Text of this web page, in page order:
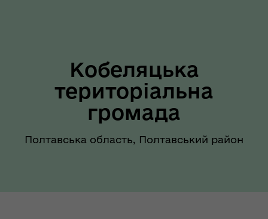
Кобеляцька
територіальна
громада
Полтавська область, Полтавський район